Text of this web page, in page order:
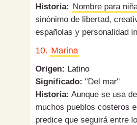
Historia: Nombre para
sinónimo de libertad,
españolas y personalidad
10. Marina
Origen: Latino
Significado: "Del mar"
Historia: Aunque se usa
muchos pueblos costeros
predice que seguirá entre